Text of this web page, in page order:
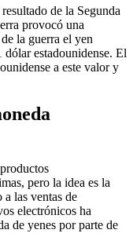
de la Segunda
provocó una
la guerra el yen
dólar estadounidense. El
a este valor y
pero la idea es la
las ventas de
electrónicos ha
de yenes por parte de